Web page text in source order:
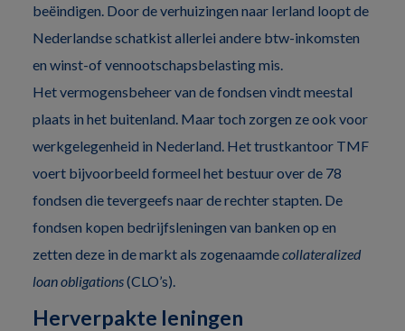
beëindigen. Door de verhuizingen naar Ierland loopt de
Nederlandse schatkist allerlei andere btw-inkomsten
en winst-of vennootschapsbelasting mis.
Het vermogensbeheer van de fondsen vindt meestal
plaats in het buitenland. Maar toch zorgen ze ook voor
werkgelegenheid in Nederland. Het trustkantoor TMF
voert bijvoorbeeld formeel het bestuur over de 78
fondsen die tevergeefs naar de rechter stapten. De
fondsen kopen bedrijfsleningen van banken op en
zetten deze in de markt als zogenaamdecollateralized
loan obligations(CLO’s).
Herverpakte leningen